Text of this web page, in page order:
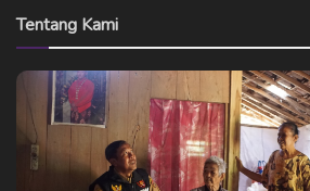
Tentang Kami